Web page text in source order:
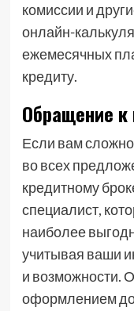
комиссии и
онлайн-
ежемесячных
кредиту.
Обращение к
Если вам
во всех
кредитному
специалист,
наиболее
учитывая ваши
и возможности.
оформлением